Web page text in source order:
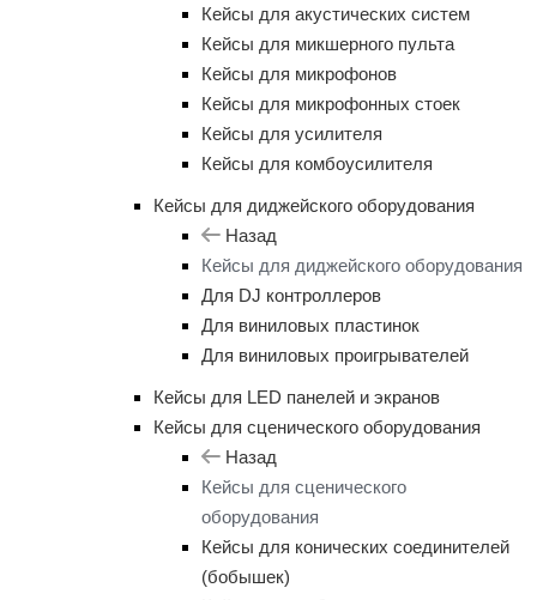
Кейсы для акустических систем
Кейсы для микшерного пульта
Кейсы для микрофонов
Кейсы для микрофонных стоек
Кейсы для усилителя
Кейсы для комбоусилителя
Кейсы для диджейского оборудования
Назад
Кейсы для диджейского оборудования
Для DJ контроллеров
Для виниловых пластинок
Для виниловых проигрывателей
Кейсы для LED панелей и экранов
Кейсы для сценического оборудования
Назад
Кейсы для сценического
оборудования
Кейсы для конических соединителей
(бобышек)